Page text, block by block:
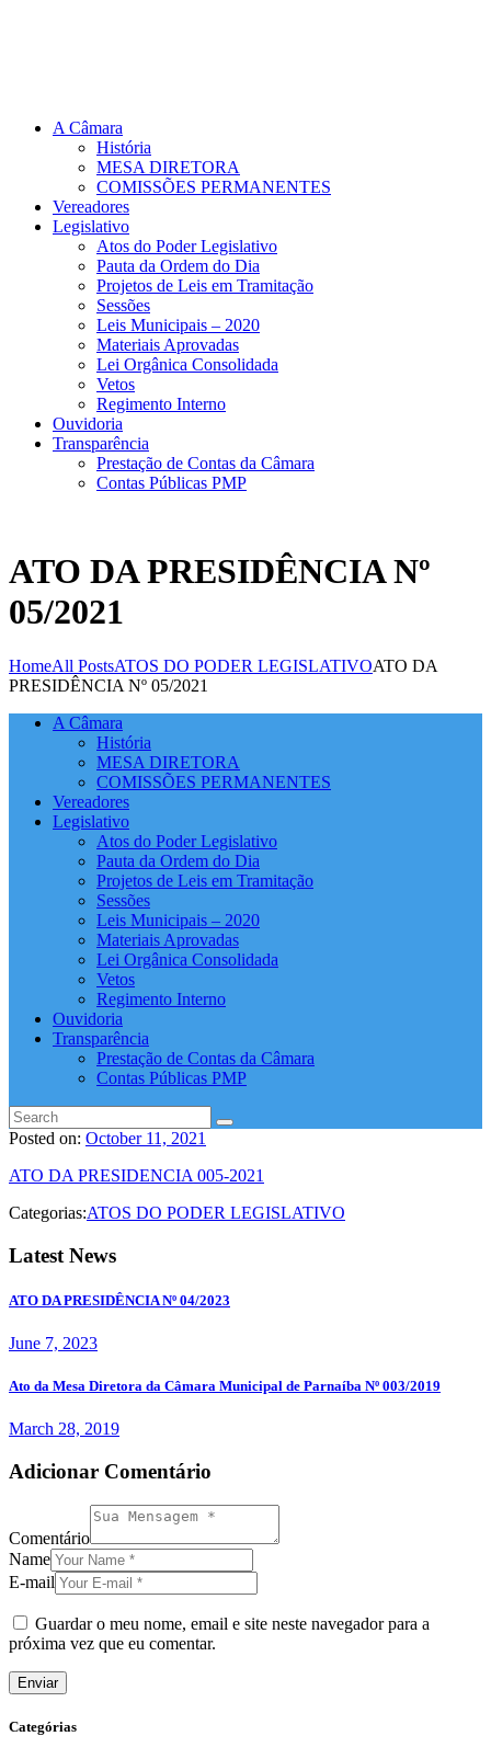
A Câmara
História
MESA DIRETORA
COMISSÕES PERMANENTES
Vereadores
Legislativo
Atos do Poder Legislativo
Pauta da Ordem do Dia
Projetos de Leis em Tramitação
Sessões
Leis Municipais – 2020
Materiais Aprovadas
Lei Orgânica Consolidada
Vetos
Regimento Interno
Ouvidoria
Transparência
Prestação de Contas da Câmara
Contas Públicas PMP
ATO DA PRESIDÊNCIA Nº
05/2021
HomeAll PostsATOS DO PODER LEGISLATIVOATO DA
PRESIDÊNCIA Nº 05/2021
A Câmara
História
MESA DIRETORA
COMISSÕES PERMANENTES
Vereadores
Legislativo
Atos do Poder Legislativo
Pauta da Ordem do Dia
Projetos de Leis em Tramitação
Sessões
Leis Municipais – 2020
Materiais Aprovadas
Lei Orgânica Consolidada
Vetos
Regimento Interno
Ouvidoria
Transparência
Prestação de Contas da Câmara
Contas Públicas PMP
Posted on: October 11, 2021
ATO DA PRESIDENCIA 005-2021
Categorias:ATOS DO PODER LEGISLATIVO
Latest News
ATO DA PRESIDÊNCIA Nº 04/2023
June 7, 2023
Ato da Mesa Diretora da Câmara Municipal de Parnaíba Nº 003/2019
March 28, 2019
Adicionar Comentário
Comentário
Name
E-mail
Guardar o meu nome, email e site neste navegador para a
próxima vez que eu comentar.
Categórias